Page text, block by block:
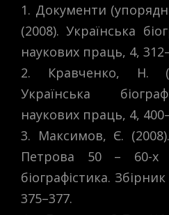
1. Документи
(2008). Українська
наукових праць, 4,
2. Кравченко, Н.
Українська
наукових праць, 4,
3. Максимов, Є.
Петрова 50 – 60-х
біографістика.
375–377.